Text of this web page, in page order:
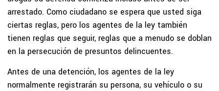
arrestado. Como ciudadano se espera que usted siga
ciertas reglas, pero los agentes de la ley también
tienen reglas que seguir, reglas que a menudo se doblan
en la persecución de presuntos delincuentes.
Antes de una detención, los agentes de la ley
normalmente registrarán su persona, su vehículo o su